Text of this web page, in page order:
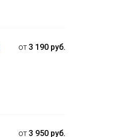
от 3 190 руб.
от 3 950 руб.